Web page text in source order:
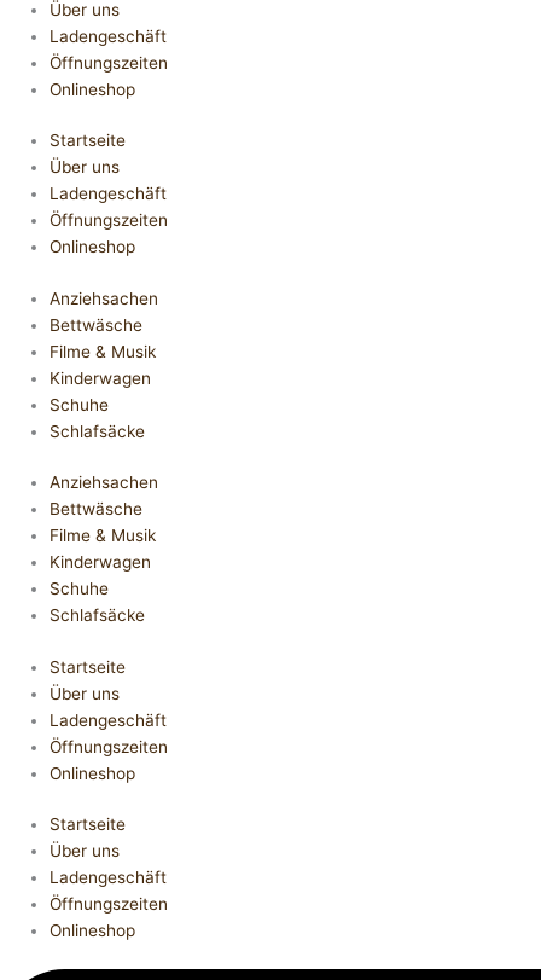
Über uns
Ladengeschäft
Öffnungszeiten
Onlineshop
Startseite
Über uns
Ladengeschäft
Öffnungszeiten
Onlineshop
Anziehsachen
Bettwäsche
Filme & Musik
Kinderwagen
Schuhe
Schlafsäcke
Anziehsachen
Bettwäsche
Filme & Musik
Kinderwagen
Schuhe
Schlafsäcke
Startseite
Über uns
Ladengeschäft
Öffnungszeiten
Onlineshop
Startseite
Über uns
Ladengeschäft
Öffnungszeiten
Onlineshop